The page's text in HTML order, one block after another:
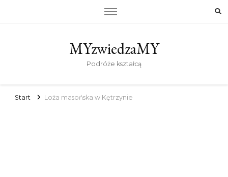
MYzwiedzaMY
Podróże kształcą
Start Loża masońska w Kętrzynie